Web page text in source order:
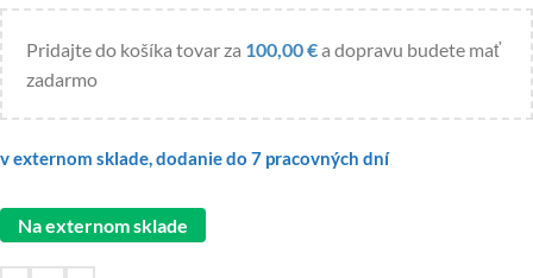
Pridajte do košíka tovar za 100,00€a dopravu budete mať
zadarmo
v externom sklade, dodanie do 7 pracovných dní
Na externom sklade